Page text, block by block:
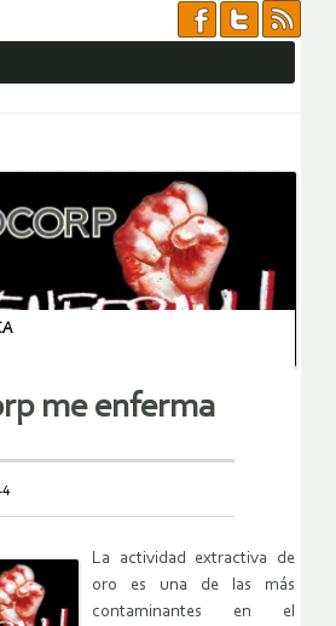
me enferma
La actividad extractiva de
oro es una de las más
contaminantes en el